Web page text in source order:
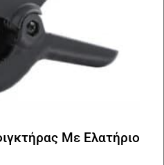
Με Ελατήριο